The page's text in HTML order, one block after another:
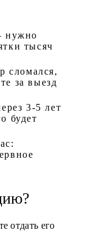
нужно
тысяч
сломался,
за выезд
3-5 лет
будет
отдать его